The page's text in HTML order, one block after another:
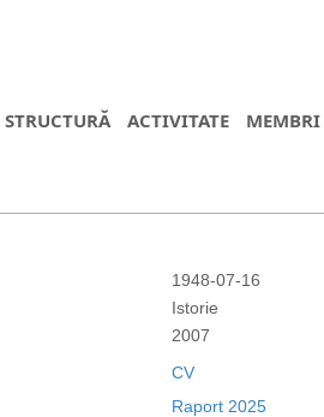
STRUCTURĂ ACTIVITATE MEMBRI
1948-07-16
Istorie
2007
CV
Raport 2025